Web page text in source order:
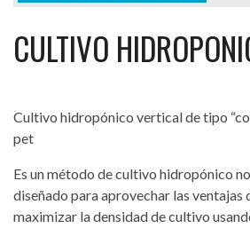
CULTIVO
Cultivo hidropónico vertical de tipo
pet
Es un método de cultivo hidropónico
diseñado para aprovechar las ventajas
maximizar la densidad de cultivo